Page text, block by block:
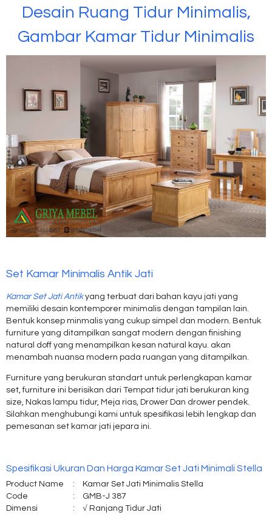
Desain Ruang Tidur Minimalis,
Gambar Kamar Tidur Minimalis
Set Kamar Minimalis Antik Jati
Kamar Set Jati Antikyang terbuat dari bahan kayu jati yang
memiliki desain kontemporer minimalis dengan tampilan lain.
Bentuk konsep minmalis yang cukup simpel dan modern. Bentuk
furniture yang ditampilkan sangat modern dengan finishing
natural doff yang menampilkan kesan natural kayu. akan
menambah nuansa modern pada ruangan yang ditampilkan.
Furniture yang berukuran standart untuk perlengkapan kamar
set, furniture ini berisikan dari Tempat tidur jati berukuran king
size, Nakas lampu tidur, Meja rias, Drower Dan drower pendek.
Silahkan menghubungi kami untuk spesifikasi lebih lengkap dan
pemesanan set kamar jati jepara ini.
Spesifikasi Ukuran Dan Harga Kamar Set Jati Minimali Stella
Product Name :
Kamar Set Jati Minimalis Stella
Code
:
GMB-J 387
Dimensi
:
√ Ranjang Tidur Jati